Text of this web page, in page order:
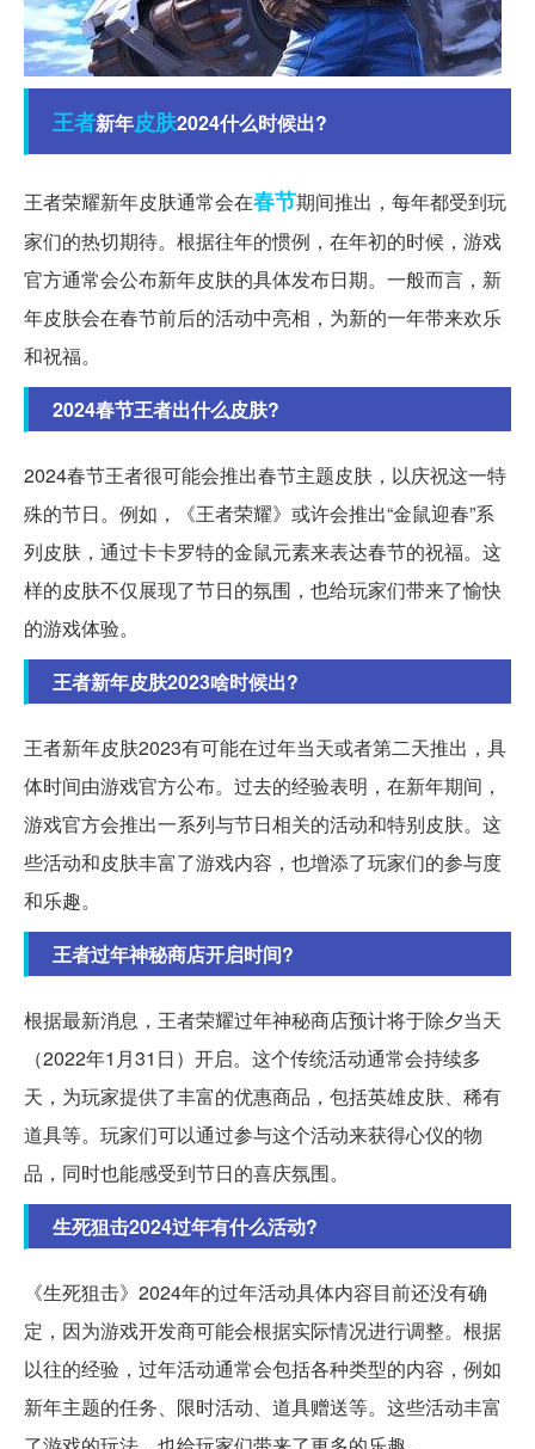
王者新年皮肤2024什么时候出?
王者荣耀新年皮肤通常会在春节期间推出，每年都受到玩
家们的热切期待。根据往年的惯例，在年初的时候，游戏
官方通常会公布新年皮肤的具体发布日期。一般而言，新
年皮肤会在春节前后的活动中亮相，为新的一年带来欢乐
和祝福。
2024春节王者出什么皮肤?
2024春节王者很可能会推出春节主题皮肤，以庆祝这一特
殊的节日。例如，《王者荣耀》或许会推出“金鼠迎春”系
列皮肤，通过卡卡罗特的金鼠元素来表达春节的祝福。这
样的皮肤不仅展现了节日的氛围，也给玩家们带来了愉快
的游戏体验。
王者新年皮肤2023啥时候出?
王者新年皮肤2023有可能在过年当天或者第二天推出，具
体时间由游戏官方公布。过去的经验表明，在新年期间，
游戏官方会推出一系列与节日相关的活动和特别皮肤。这
些活动和皮肤丰富了游戏内容，也增添了玩家们的参与度
和乐趣。
王者过年神秘商店开启时间?
根据最新消息，王者荣耀过年神秘商店预计将于除夕当天
（2022年1月31日）开启。这个传统活动通常会持续多
天，为玩家提供了丰富的优惠商品，包括英雄皮肤、稀有
道具等。玩家们可以通过参与这个活动来获得心仪的物
品，同时也能感受到节日的喜庆氛围。
生死狙击2024过年有什么活动?
《生死狙击》2024年的过年活动具体内容目前还没有确
定，因为游戏开发商可能会根据实际情况进行调整。根据
以往的经验，过年活动通常会包括各种类型的内容，例如
新年主题的任务、限时活动、道具赠送等。这些活动丰富